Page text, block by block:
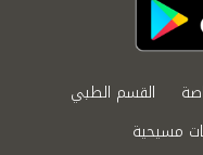
القسم الطبي
مسيحية